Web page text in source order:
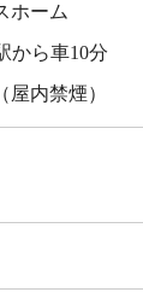
ホーム
から車10分
内禁煙）